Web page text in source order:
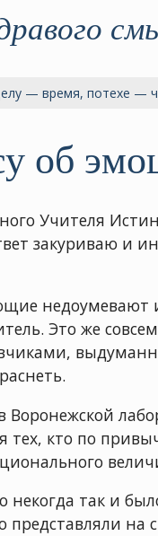
— время, потехе —
об
Учителя
закуриваю и
недоумевают и
Это же
Воронежской
тех, кто по
некогда так и
представляли на